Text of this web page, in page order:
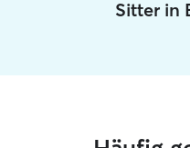
Sitter in